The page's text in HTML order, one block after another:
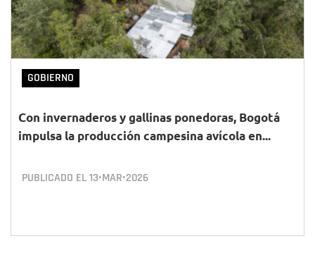
GOBIERNO
Con invernaderos y gallinas ponedoras, Bogotá
impulsa la producción campesina avícola en...
PUBLICADO EL13•MAR•2026